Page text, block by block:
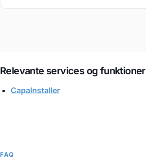
Relevante services og funktioner
CapaInstaller
FAQ